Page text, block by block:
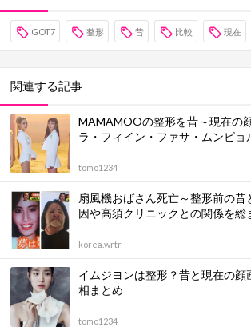
GOT7 整形 昔 比較 現在
関連する記事
MAMAMOOの整形を昔～現在の
ラ・フィイン・ファサ・ムンビョ
tomo1234
扇風機おばさん死亡～整形前の
因や高須クリニックとの関係を総
korea.wrtr
イムジヨンは整形？昔と現在の顔
相まとめ
tomo1234